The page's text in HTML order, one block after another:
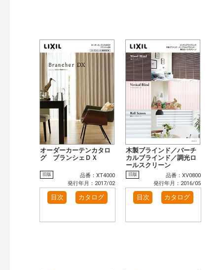
オーダーカーテンカタロ
グ ブランシェＤＸ
旧版
品番：XT4000
発行年月：2017/02
目次 カタログ
木製ブラインド／バーチ
カルブラインド／調光ロ
ールスクリーン
旧版
品番：XV0800
発行年月：2016/05
目次 カタログ